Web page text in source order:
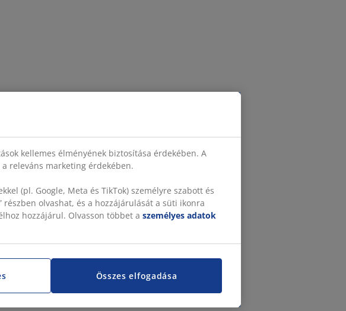
kellemes élményének biztosítása érdekében. A
releváns marketing érdekében.
(pl. Google, Meta és TikTok) személyre szabott és
olvashat, és a hozzájárulását a süti ikonra
hozzájárul. Olvasson többet a személyes adatok
Összes elfogadása